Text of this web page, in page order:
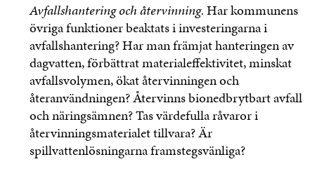
Avfallshantering och återvinning.Har kommunens
övriga funktioner beaktats i investeringarna i
avfallshantering? Har man främjat hanteringen av
dagvatten, förbättrat materialeffektivitet, minskat
avfallsvolymen, ökat återvinningen och
återanvändningen? Återvinns bionedbrytbart avfall
och näringsämnen? Tas värdefulla råvaror i
återvinningsmaterialet tillvara? Är
spillvattenlösningarna framstegsvänliga?